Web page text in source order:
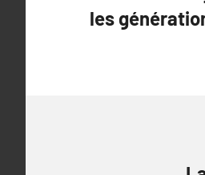
l’article
les